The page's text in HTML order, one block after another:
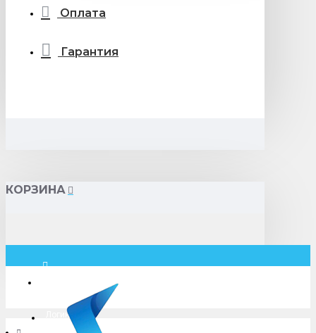
Оплата
Гарантия
КОРЗИНА
Логин